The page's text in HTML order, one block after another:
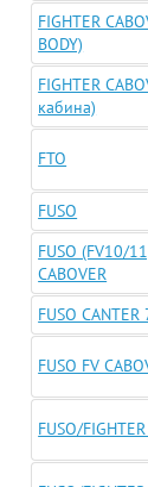
FIGHTER
BODY)
FIGHTER
кабина)
FTO
FUSO
FUSO (FV10/
CABOVER
FUSO CANTER
FUSO FV
FUSO/